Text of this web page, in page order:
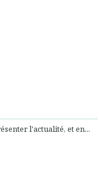
l'actualité, et en...